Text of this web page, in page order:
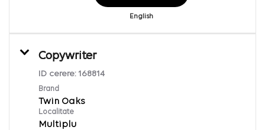
English
Copywriter
ID cerere: 168814
Brand
Twin Oaks
Localitate
Multiplu